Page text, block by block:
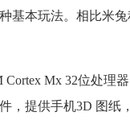
基本玩法。相比米
Mx 32位处理
，提供手机3D 图纸